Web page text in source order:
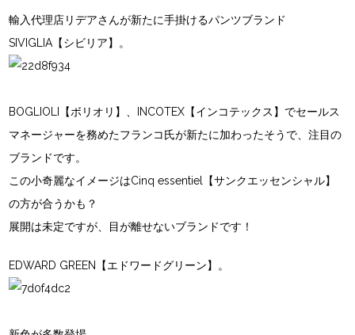
輸入代理店リデアさんが新たに手掛けるパンツブランド
SIVIGLIA【シビリア】。
BOGLIOLI【ボリオリ】、INCOTEX【インコテックス】でセールス
マネージャーを務めたフランコ氏が新たに加わったそうで、注目の
ブランドです。
この小奇麗なイメージはCinq essentiel【サンクエッセンシャル】
の方が合うかも？
展開は未定ですが、目が離せないブランドです！
EDWARD GREEN【エドワードグリーン】。